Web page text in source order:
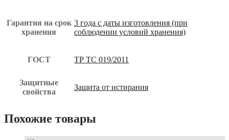
Гарантия на срок
хранения
3 года с даты изготовления (при
соблюдении условий хранения)
ГОСТ ТР ТС 019/2011
Защитные
свойства
Защита от истирания
Похожие товары